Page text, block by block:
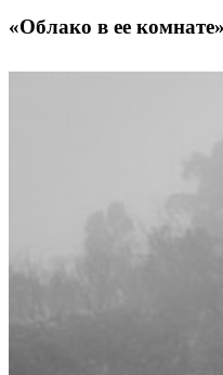
«Облако в ее комнате»